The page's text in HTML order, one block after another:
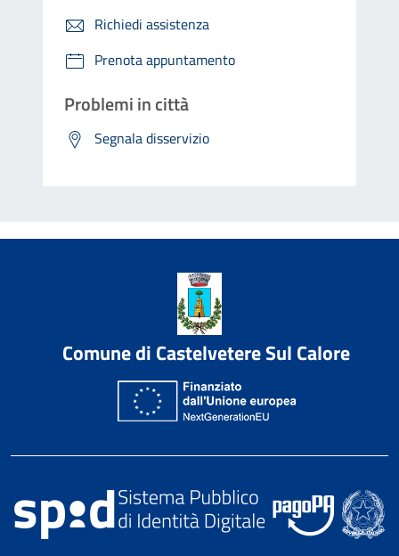
Richiedi assistenza
Prenota appuntamento
Problemi in città
Segnala disservizio
Comune di Castelvetere Sul Calore